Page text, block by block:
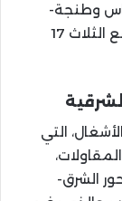
وطنجة-
تطوان-الحسيمة، حيث يبلغ مجموع المواقع الثلاث 17
التي
ضمن محور الشرق-